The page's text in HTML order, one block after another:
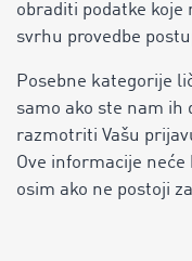
obraditi podatke koje
svrhu provedbe
Posebne kategorije
samo ako ste nam ih
razmotriti Vašu
Ove informacije
osim ako ne postoji